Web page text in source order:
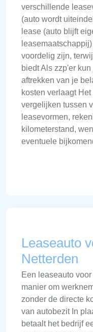
verschillende
(auto wordt
lease (auto blijft
voordelig zijn,
biedt Als zzp'er
aftrekken van je
kosten verlaagt
vergelijken tussen
leasevormen,
kilometerstand,
eventuele
Leaseauto
Netterden
Een leaseauto
manier om
zonder de directe
van autobezit In
betaalt het bedrijf